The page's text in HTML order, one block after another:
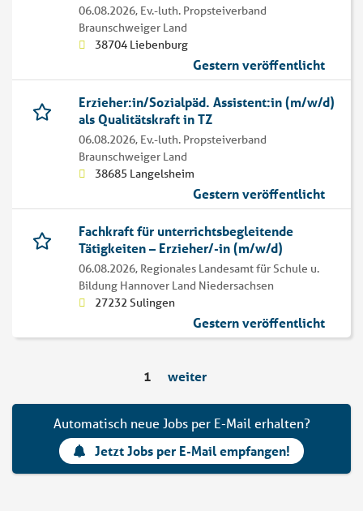
06.08.2026, Ev.-luth. Propsteiverband
Braunschweiger Land
38704 Liebenburg
Gestern veröffentlicht
Erzieher:in/Sozialpäd. Assistent:in (m/w/d)
als Qualitätskraft in TZ
06.08.2026, Ev.-luth. Propsteiverband
Braunschweiger Land
38685 Langelsheim
Gestern veröffentlicht
Fachkraft für unterrichtsbegleitende
Tätigkeiten – Erzieher/-in (m/w/d)
06.08.2026, Regionales Landesamt für Schule u.
Bildung Hannover Land Niedersachsen
27232 Sulingen
Gestern veröffentlicht
1 weiter
Automatisch neue Jobs per E-Mail erhalten?
Jetzt Jobs per E-Mail empfangen!